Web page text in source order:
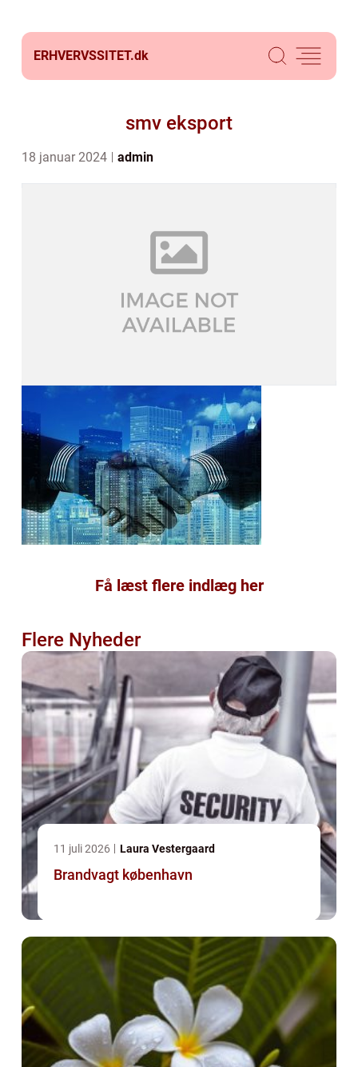
ERHVERVSSITET.dk
smv eksport
18 januar 2024 admin
Få læst flere indlæg her
Flere Nyheder
11 juli 2026 Laura Vestergaard
Brandvagt københavn